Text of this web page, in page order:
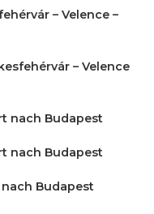
– Velence –
– Velence
nach Budapest
nach Budapest
Budapest